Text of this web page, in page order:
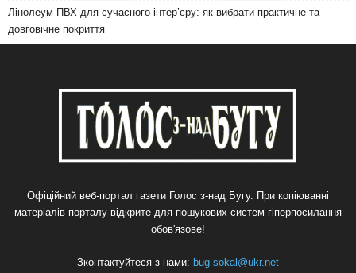
Лінолеум ПВХ для сучасного інтер’єру: як вибрати практичне та
довговічне покриття
Офіційний веб-портал газети Голос з-над Бугу. При копіюванні
матеріалів порталу відкрите для пошукових систем гіперпосилання
обов'язове!
Зконтактуйтеся з нами: bug-sokal@ukr.net